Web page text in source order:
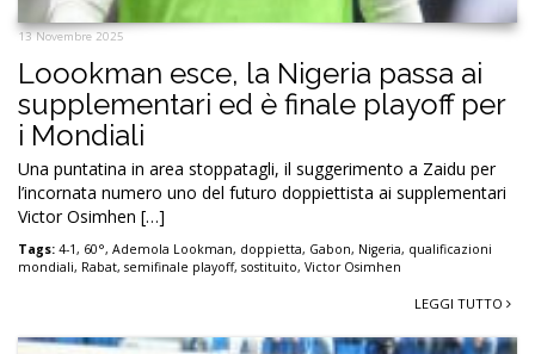
13 Novembre 2025
Loookman esce, la Nigeria passa ai
supplementari ed è finale playoff per
i Mondiali
Una puntatina in area stoppatagli, il suggerimento a Zaidu per
l’incornata numero uno del futuro doppiettista ai supplementari
Victor Osimhen […]
Tags: 4-1, 60°, Ademola Lookman, doppietta, Gabon, Nigeria, qualificazioni
mondiali, Rabat, semifinale playoff, sostituito, Victor Osimhen
LEGGI TUTTO